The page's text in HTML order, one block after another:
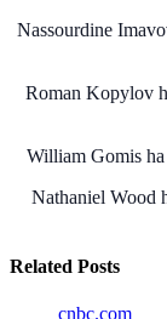
Nassourdine
Roman Kopylov
William Gomis
Nathaniel Wood
Related Posts
cnbc.com